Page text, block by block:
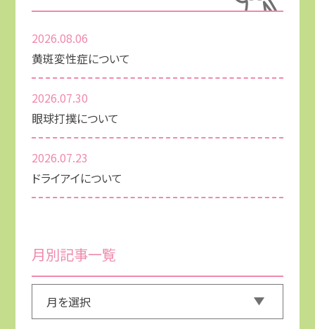
2026.08.06
黄斑変性症について
2026.07.30
眼球打撲について
2026.07.23
ドライアイについて
月別記事一覧